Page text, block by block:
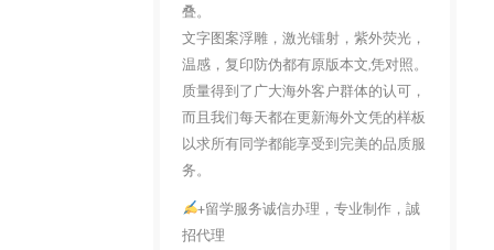
叠。
文字图案浮雕，激光镭射，紫外荧光，
温感，复印防伪都有原版本文,凭对照。
质量得到了广大海外客户群体的认可，
而且我们每天都在更新海外文凭的样板
以求所有同学都能享受到完美的品质服
务。
+留学服务诚信办理，专业制作，誠
招代理